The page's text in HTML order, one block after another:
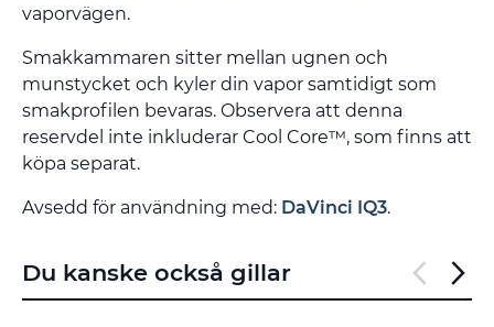
vaporvägen.
Smakkammaren sitter mellan ugnen och
munstycket och kyler din vapor samtidigt som
smakprofilen bevaras. Observera att denna
reservdel inte inkluderar Cool Core™, som finns att
köpa separat.
Avsedd för användning med: DaVinci IQ3.
Du kanske också gillar